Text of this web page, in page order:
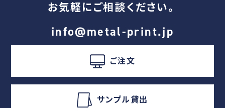
お気軽にご相談ください。
info@metal-print.jp
ご注文
サンプル貸出